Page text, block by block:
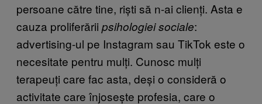
persoane către tine, riști să n-ai clienți. Asta e
cauza proliferării psihologiei sociale:
advertising-ul pe Instagram sau TikTok este o
necesitate pentru mulți. Cunosc mulți
terapeuți care fac asta, deși o consideră o
activitate care înjosește profesia, care o